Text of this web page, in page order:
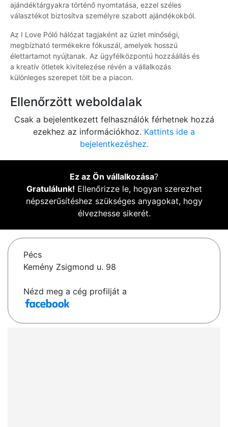
ajándéktárgyakra történő nyomtatása, ezzel széles
választékot biztosítva személyre szabott ajándékokból.
Az I Love Póló hálózat tagjaként az üzlet minőségi,
megbízható termékekre fókuszál, amelyek hosszú
élettartamot nyújtanak. Az ügyfélközpontú hozzáállás és
a kreatív ötletek kivitelezése révén a vállalkozás
különleges szerepet tölt be a piacon.
Ellenőrzött weboldalak
Csak a bejelentkezett felhasználók férhetnek hozzá
ezekhez az információkhoz. Kattints ide a
bejelentkezéshez.
Ez az Ön vállalkozása?
Gratulálunk! Ellenőrizze le, hogyan szerezhet
népszerűsítéshez szükséges anyagokat, hogy
élvezhesse sikerét.
Pécs
Kemény Zsigmond u. 98
Nézd meg a cég profilját a